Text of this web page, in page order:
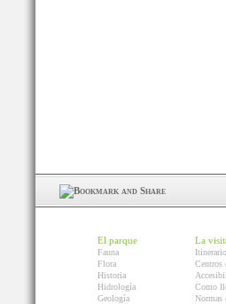
El parque
Fauna
Flora
Historia
Hidrología
Geología
La
Centros
Como
Normas